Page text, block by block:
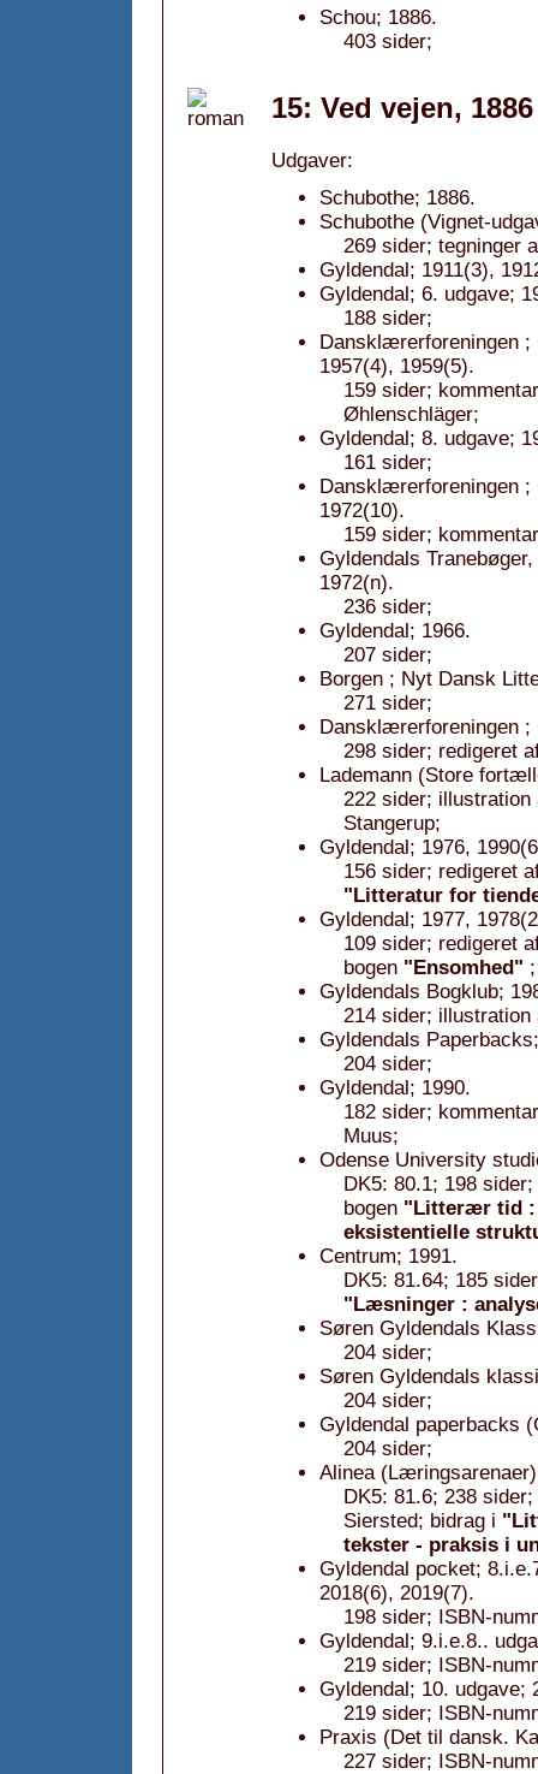
Schou; 1886.
403 sider;
15: Ved vejen, 1886
Udgaver:
Schubothe; 1886.
Schubothe (Vignet-
269 sider; tegninger
Gyldendal; 1911(3),
Gyldendal; 6. udgave;
188 sider;
Dansklærerforeningen ;
1957(4), 1959(5).
159 sider;
Øhlenschläger;
Gyldendal; 8. udgave;
161 sider;
Dansklærerforeningen ;
1972(10).
159 sider;
Gyldendals
1972(n).
236 sider;
Gyldendal; 1966.
207 sider;
Borgen ; Nyt Dansk
271 sider;
Dansklærerforeningen ;
298 sider; redigeret
Lademann (Store
222 sider;
Stangerup;
Gyldendal; 1976,
156 sider; redigeret
"Litteratur for
Gyldendal; 1977,
109 sider; redigeret
bogen "Ensomhed" ;
Gyldendals Bogklub;
214 sider; illustration
Gyldendals
204 sider;
Gyldendal; 1990.
182 sider;
Muus;
Odense University
DK5: 80.1; 198
bogen "Litterær tid :
eksistentielle
Centrum; 1991.
DK5: 81.64; 185
"Læsninger :
Søren Gyldendals
204 sider;
Søren Gyldendals
204 sider;
Gyldendal paperbacks
204 sider;
Alinea
DK5: 81.6; 238
Siersted; bidrag i
tekster - praksis i
Gyldendal pocket;
2018(6), 2019(7).
198 sider; ISBN-
Gyldendal; 9.i.e.8..
219 sider; ISBN-
Gyldendal; 10. udgave;
219 sider; ISBN-
Praxis (Det til dansk.
227 sider; ISBN-